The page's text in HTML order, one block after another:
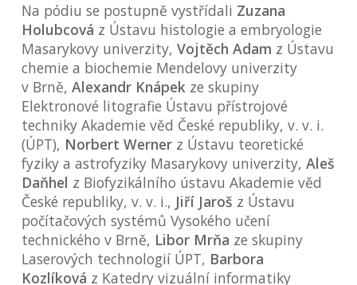
Na pódiu se postupně vystřídali Zuzana
Holubcová z Ústavu histologie a embryologie
Masarykovy univerzity, Vojtěch Adam z Ústavu
chemie a biochemie Mendelovy univerzity
v Brně, Alexandr Knápekze skupiny
Elektronové litografie Ústavu přístrojové
techniky Akademie věd České republiky, v. v. i.
(ÚPT), Norbert Wernerz Ústavu teoretické
fyziky a astrofyziky Masarykovy univerzity, Aleš
Daňhel z Biofyzikálního ústavu Akademie věd
České republiky, v. v. i., Jiří Jaroš z Ústavu
počítačových systémů Vysokého učení
technického v Brně, Libor Mrňa ze skupiny
Laserových technologií ÚPT, Barbora
Kozlíková z Katedry vizuální informatiky